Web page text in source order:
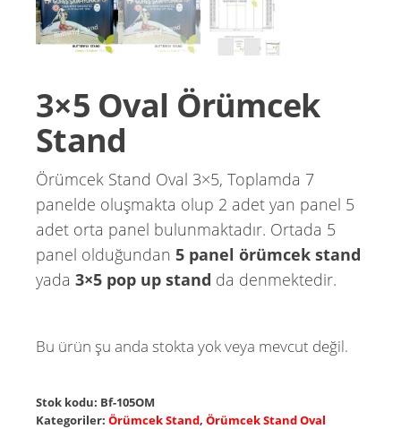
3×5 Oval Örümcek
Stand
Örümcek Stand Oval 3×5, Toplamda 7
panelde oluşmakta olup 2 adet yan panel 5
adet orta panel bulunmaktadır. Ortada 5
panel olduğundan 5 panel örümcek stand
yada 3×5 pop up stand da denmektedir.
Bu ürün şu anda stokta yok veya mevcut değil.
Stok kodu: Bf-105OM
Kategoriler: Örümcek Stand, Örümcek Stand Oval